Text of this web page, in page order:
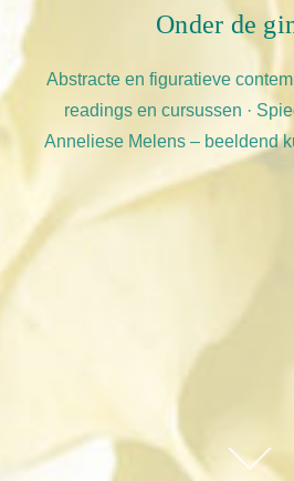
Onder de
Abstracte en figuratieve
readings en cursussen ·
Anneliese Melens – beeldend
Scroll